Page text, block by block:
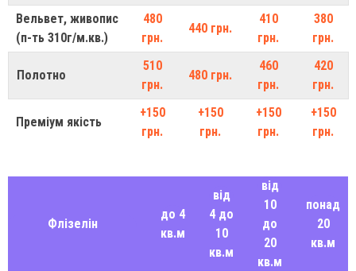
Вельвет, живопис
(п-ть 310г/м.кв.)
480
грн.
440 грн.
410
грн.
380
грн.
Полотно
510
грн.
480 грн.
460
грн.
420
грн.
Преміум якість
+150
грн.
+150
грн.
+150
грн.
+150
грн.
Флізелін
до 4
кв.м
від
4 до
10
кв.м
від
10
до
20
кв.м
понад
20
кв.м